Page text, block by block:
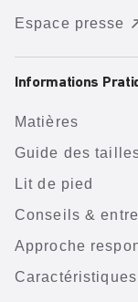
Espace presse
Informations
Matières
Guide des
Lit de pied
Conseils &
Approche